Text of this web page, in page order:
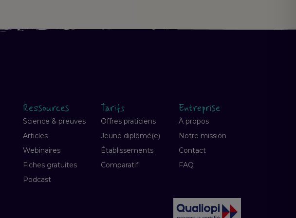
Ressources
Science & preuves
Articles
Webinaires
Fiches gratuites
Podcast
Tarifs
Offres praticiens
Jeune diplômé(e)
Établissements
Comparatif
Entreprise
À propos
Notre mission
Contact
FAQ